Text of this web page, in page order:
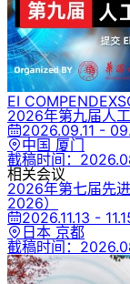
EI COMPENDEX
2026年第九届人
2026.09.11 -
中国 厦门
截稿时间：
相关会议
2026年第七届先
2026）
2026.11.13 -
日本 京都
截稿时间：